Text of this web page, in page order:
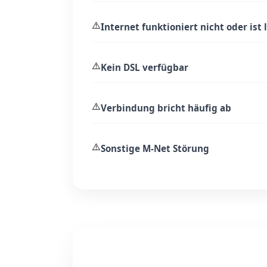
⚠️Internet funktioniert nicht oder ist
⚠️Kein DSL verfügbar
⚠️Verbindung bricht häufig ab
⚠️Sonstige M-Net Störung